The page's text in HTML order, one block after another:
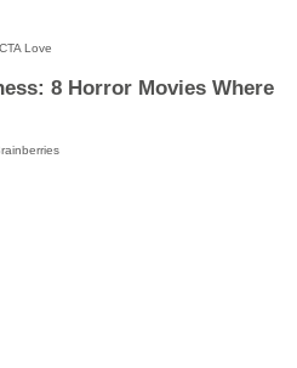
CTA Love
8 Horror Movies Where